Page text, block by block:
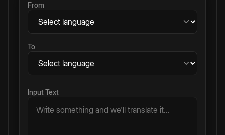
From
To
Input Text